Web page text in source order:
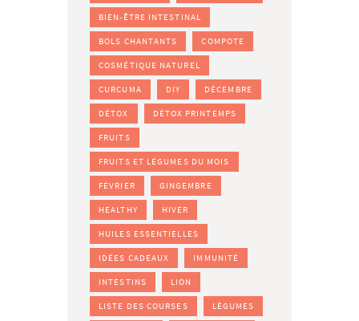
BIEN-ÊTRE INTESTINAL
BOLS CHANTANTS COMPOTE
COSMÉTIQUE NATUREL
CURCUMA DIY DÉCEMBRE
DÉTOX DÉTOX PRINTEMPS
FRUITS
FRUITS ET LÉGUMES DU MOIS
FÉVRIER GINGEMBRE
HEALTHY HIVER
HUILES ESSENTIELLES
IDÉES CADEAUX IMMUNITÉ
INTESTINS LION
LISTE DES COURSES LÉGUMES